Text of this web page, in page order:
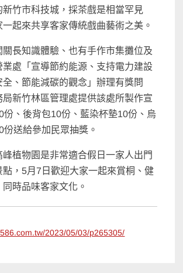
新竹市科技城，採茶戲是相當罕見
一起來共享客家傳統戲曲藝術之美。
關長知識體驗、也有手作市集攤位及
業處「宣導節約能源、支持電力建設
全、節能減碳的觀念」辦理有獎問
局新竹林區管理處提供該處所製作宣
份、後背包10份、藍染杯墊10份、烏
份送給參加民眾抽獎。
峰植物園是非常適合假日一家人出門
點，5月7日歡迎大家一起來賞桐、健
時品味客家文化。
2023/05/03/p265305/